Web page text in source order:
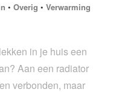
•Overig •Verwarming
in je huis een
Aan een radiator
verbonden, maar